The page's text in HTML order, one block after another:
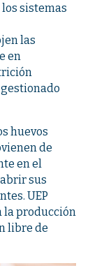
sistemas
las
en
huevos
de
en el
sus
UEP
la producción
libre de